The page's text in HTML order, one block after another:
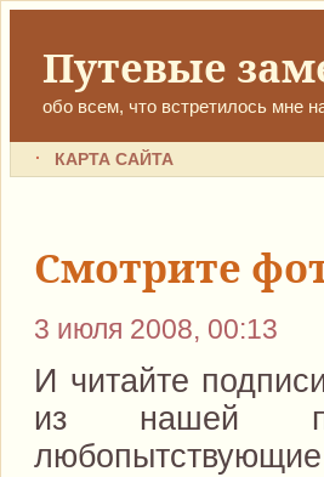
Путевые
обо всем, что встретилось мне
КАРТА САЙТА
Смотрите
3 июля 2008, 00:13
И читайте
из нашей